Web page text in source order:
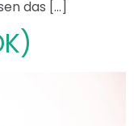
das […]